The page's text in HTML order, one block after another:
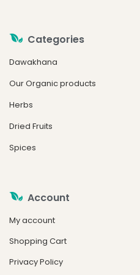
Categories
Dawakhana
Our Organic products
Herbs
Dried Fruits
Spices
Account
My account
Shopping Cart
Privacy Policy